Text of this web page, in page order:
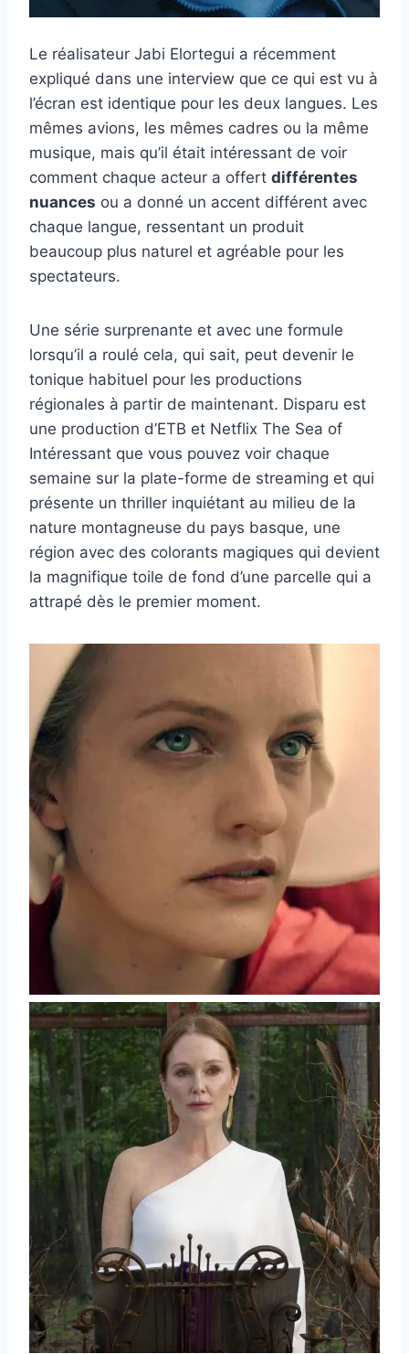
Le réalisateur Jabi Elortegui a récemment
expliqué dans une interview que ce qui est vu à
l’écran est identique pour les deux langues. Les
mêmes avions, les mêmes cadres ou la même
musique, mais qu’il était intéressant de voir
comment chaque acteur a offert différentes
nuances ou a donné un accent différent avec
chaque langue, ressentant un produit
beaucoup plus naturel et agréable pour les
spectateurs.
Une série surprenante et avec une formule
lorsqu’il a roulé cela, qui sait, peut devenir le
tonique habituel pour les productions
régionales à partir de maintenant. Disparu est
une production d’ETB et Netflix The Sea of ​​
Intéressant que vous pouvez voir chaque
semaine sur la plate-forme de streaming et qui
présente un thriller inquiétant au milieu de la
nature montagneuse du pays basque, une
région avec des colorants magiques qui devient
la magnifique toile de fond d’une parcelle qui a
attrapé dès le premier moment.